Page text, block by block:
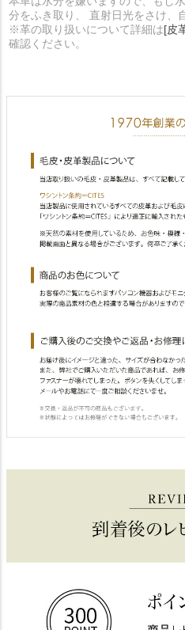
分をふき取り、 直射日光をさけ、
※革の取り扱いについて詳細は[皮
確認ください。